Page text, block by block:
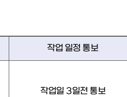
작업 일정 통보
작업일 3일전 통보